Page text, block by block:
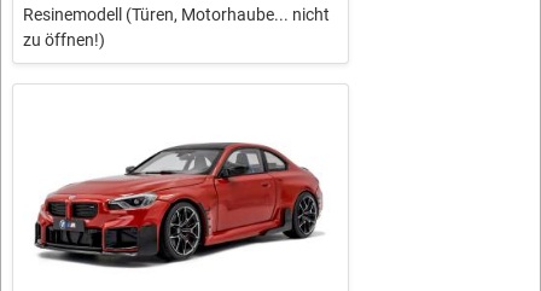
Resinemodell (Türen, Motorhaube... nicht
zu öffnen!)